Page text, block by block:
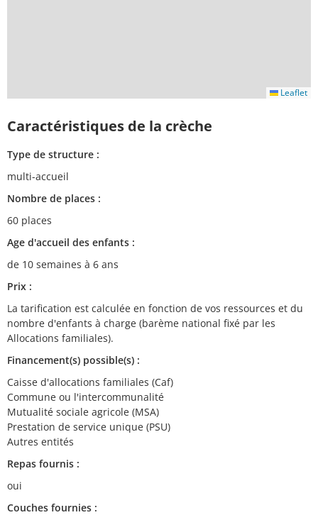
Leaflet
Caractéristiques de la crèche
Type de structure :
multi-accueil
Nombre de places :
60 places
Age d'accueil des enfants :
de 10 semaines à 6 ans
Prix :
La tarification est calculée en fonction de vos ressources et du
nombre d'enfants à charge (barème national fixé par les
Allocations familiales).
Financement(s) possible(s) :
Caisse d'allocations familiales (Caf)
Commune ou l'intercommunalité
Mutualité sociale agricole (MSA)
Prestation de service unique (PSU)
Autres entités
Repas fournis :
oui
Couches fournies :